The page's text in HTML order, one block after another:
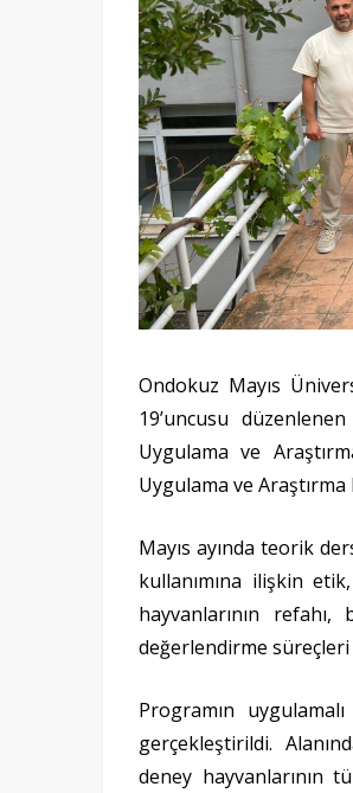
Ondokuz Mayıs
19’uncusu
Uygulama ve
Uygulama ve
Mayıs ayında teorik
kullanımına ilişkin
hayvanlarının
değerlendirme süreçleri
Programın
gerçekleştirildi.
deney hayvanlarının